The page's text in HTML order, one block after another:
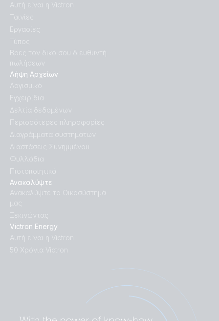
Inverter 24V 1200VA 230V VE.Direct (front)
(side_connections)
Inverter 24V 1200VA 230V VE.Direct (side_socket)
Inverter 24V 250VA 120V VE.Direct (output)
Inverter 24V 250VA 120V VE.Direct (side)
Inverter 24V 250VA 120V VE.Direct (top)
Inverter 24V 250VA 120V VE.Direct NEMA 5-15R
Ανακαλύψτε
Ανακαλύψτε το Οικοσύστημά
μας
Ξεκινώντας
Victron Energy
Αυτή είναι η Victron
50 Χρόνια Victron
Λήψη Αρχείων
Λογισμικό
Εγχειρίδια
Δελτία δεδομένων
Περισσότερες πληροφορίες
Διαγράμματα συστημάτων
Διαστάσεις Συνημμένου
Φυλλάδια
Πιστοποιητικά
Αυτή είναι η Victron
Ταινίες
Εργασίες
Τύπος
Βρες τον δικό σου διευθυντή
πωλήσεων